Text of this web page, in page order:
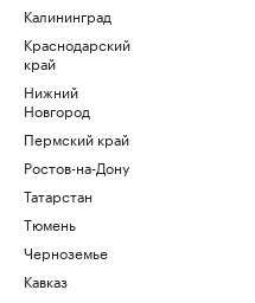
Калининград
Краснодарский
край
Нижний
Новгород
Пермский край
Ростов-на-Дону
Татарстан
Тюмень
Черноземье
Кавказ